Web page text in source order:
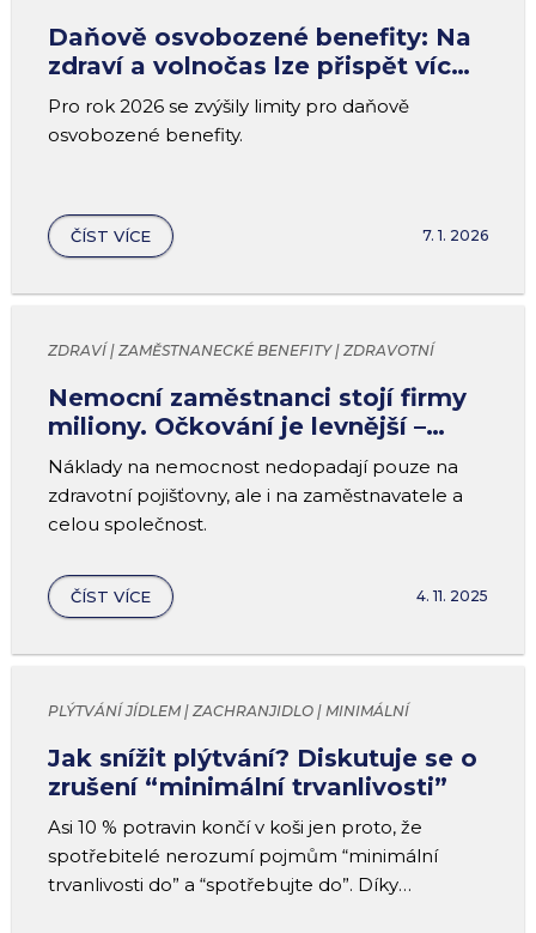
Daňově osvobozené benefity: Na
zdraví a volnočas lze přispět víc
jak 73 000 Kč
Pro rok 2026 se zvýšily limity pro daňově
osvobozené benefity.
ČÍST VÍCE 7. 1. 2026
ZDRAVÍ | ZAMĚSTNANECKÉ BENEFITY | ZDRAVOTNÍ
Nemocní zaměstnanci stojí firmy
miliony. Očkování je levnější –
využijte benefity na prevenci
Náklady na nemocnost nedopadají pouze na
zdravotní pojišťovny, ale i na zaměstnavatele a
celou společnost.
ČÍST VÍCE 4. 11. 2025
PLÝTVÁNÍ JÍDLEM | ZACHRANJIDLO | MINIMÁLNÍ
Jak snížit plýtvání? Diskutuje se o
zrušení “minimální trvanlivosti”
Asi 10 % potravin končí v koši jen proto, že
spotřebitelé nerozumí pojmům “minimální
trvanlivosti do” a “spotřebujte do”. Díky